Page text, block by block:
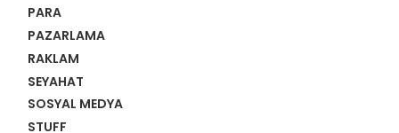
PARA
PAZARLAMA
RAKLAM
SEYAHAT
SOSYAL MEDYA
STUFF